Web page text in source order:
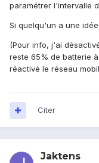
paramétrer l'intervalle
Si quelqu'un a une
(Pour info, j'ai
reste 65% de batterie
réactivé le réseau
Citer
Jaktens